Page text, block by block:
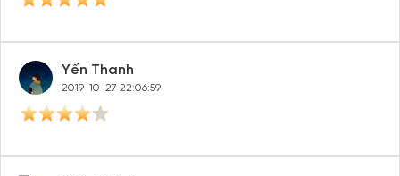
Yến Thanh
2019-10-27 22:06:59